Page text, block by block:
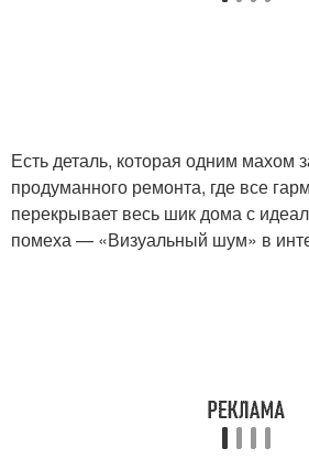
Есть деталь, которая одним махом
продуманного ремонта, где все
перекрывает весь шик дома с
помеха — «Визуальный шум» в